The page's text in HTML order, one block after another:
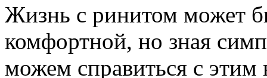
Жизнь с ринитом может
комфортной, но зная
можем справиться с